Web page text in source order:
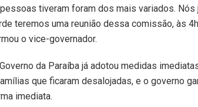
tiveram foram dos mais variados.
teremos uma reunião dessa comissão, às
o vice-governador.
da Paraíba já adotou medidas
que ficaram desalojadas, e o governo
imediata.